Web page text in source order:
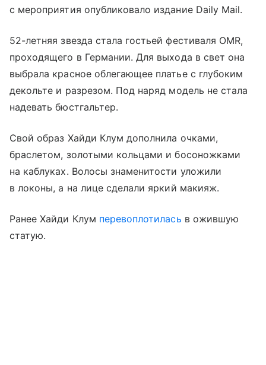
с мероприятия опубликовало издание Daily Mail.
52-летняя звезда стала гостьей фестиваля OMR,
проходящего в Германии. Для выхода в свет она
выбрала красное облегающее платье с глубоким
декольте и разрезом. Под наряд модель не стала
надевать бюстгальтер.
Свой образ Хайди Клум дополнила очками,
браслетом, золотыми кольцами и босоножками
на каблуках. Волосы знаменитости уложили
в локоны, а на лице сделали яркий макияж.
Ранее Хайди Клум перевоплотилась в ожившую
статую.